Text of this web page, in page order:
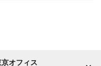
オフィス